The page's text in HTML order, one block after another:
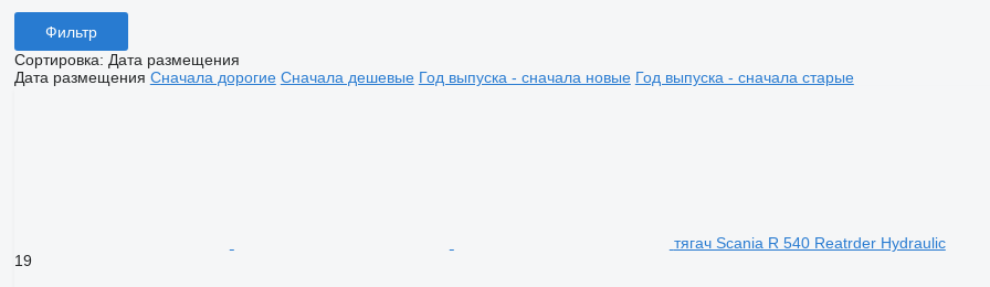
Фильтр
Сортировка: Дата размещения
Дата размещения Сначала дорогие Сначала дешевые Год выпуска - сначала новые Год выпуска - сначала старые
тягач Scania R 540 Reatrder Hydraulic
19